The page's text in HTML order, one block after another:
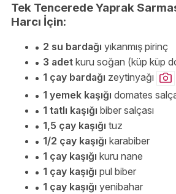
Tek Tencerede Yaprak
Harcı İçin:
2 su bardağı yıkanmış pirinç
3 adet kuru soğan (küp küp
1 çay bardağı zeytinyağı
1 yemek kaşığı domates
1 tatlı kaşığı biber salçası
1,5 çay kaşığı tuz
1/2 çay kaşığı karabiber
1 çay kaşığı kuru nane
1 çay kaşığı pul biber
1 çay kaşığı yenibahar